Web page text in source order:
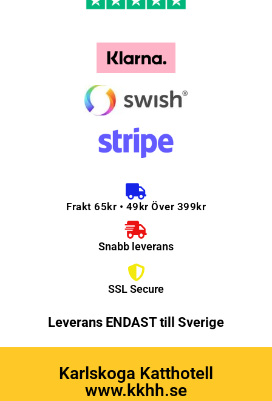
Frakt 65kr • 49kr Över 399kr
Snabb leverans
SSL Secure
Leverans ENDAST till Sverige
Karlskoga Katthotell
www.kkhh.se